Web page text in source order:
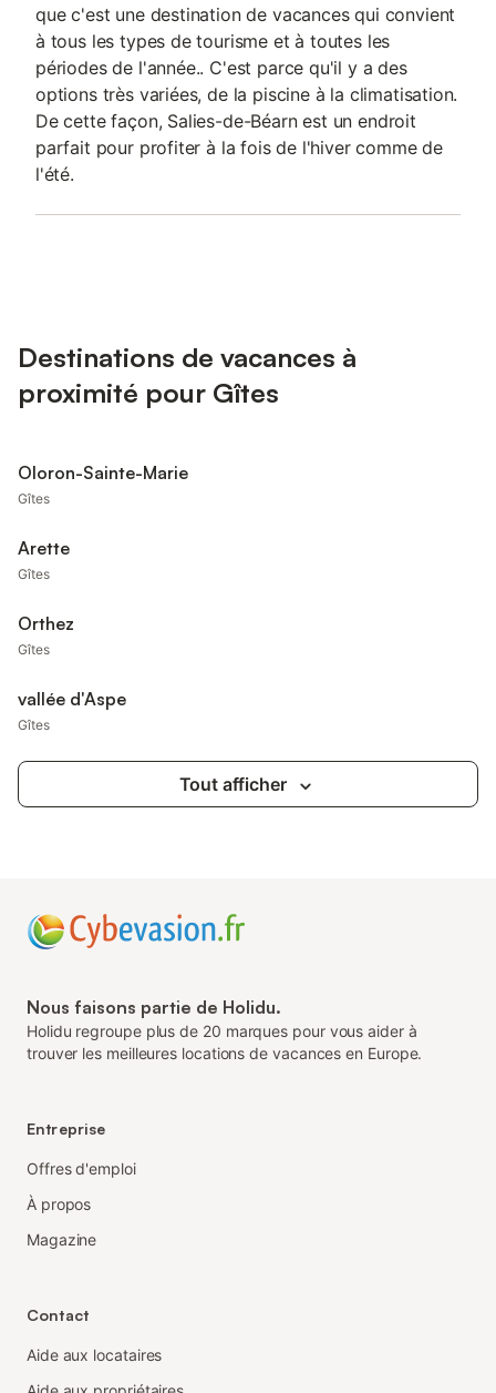
que c'est une destination de vacances qui convient
à tous les types de tourisme et à toutes les
périodes de l'année.. C'est parce qu'il y a des
options très variées, de la piscine à la climatisation.
De cette façon, Salies-de-Béarn est un endroit
parfait pour profiter à la fois de l'hiver comme de
l'été.
Destinations de vacances à
proximité pour Gîtes
Oloron-Sainte-Marie
Gîtes
Arette
Gîtes
Orthez
Gîtes
vallée d'Aspe
Gîtes
Tout afficher
Nous faisons partie de Holidu.
Holidu regroupe plus de 20 marques pour vous aider à
trouver les meilleures locations de vacances en Europe.
Entreprise
Offres d'emploi
À propos
Magazine
Contact
Aide aux locataires